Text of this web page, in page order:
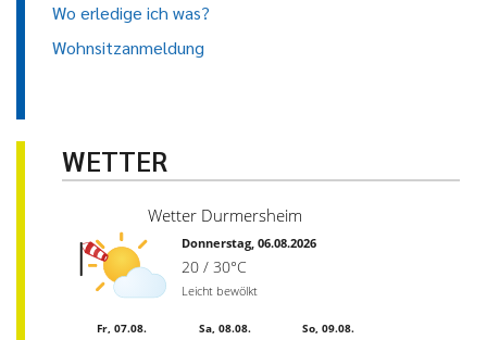
Wo erledige ich was?
Wohnsitzanmeldung
WETTER
Wetter Durmersheim
Donnerstag, 06.08.2026
20 / 30°C
Leicht bewölkt
Fr, 07.08. Sa, 08.08. So, 09.08.